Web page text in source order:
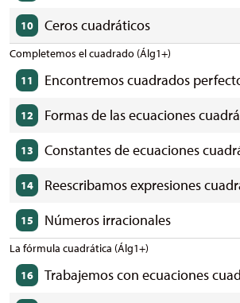
10 Ceros cuadráticos
Completemos el cuadrado (Álg1+)
11
Encontremos cuadrados
12 Formas de las ecuaciones
13 Constantes de ecuaciones
14 Reescribamos expresiones
15 Números irracionales
La fórmula cuadrática (Álg1+)
16
Trabajemos con ecuaciones